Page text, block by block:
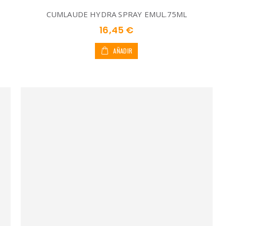
CUMLAUDE HYDRA SPRAY EMUL.75ML
16,45 €
AÑADIR